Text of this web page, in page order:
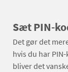
Sæt PIN-
Det gør det
hvis du har
bliver det